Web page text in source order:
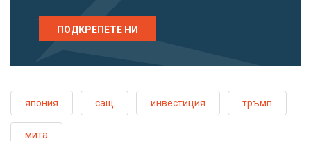
ПОДКРЕПЕТЕ НИ
япония сащ инвестиция тръмп
мита